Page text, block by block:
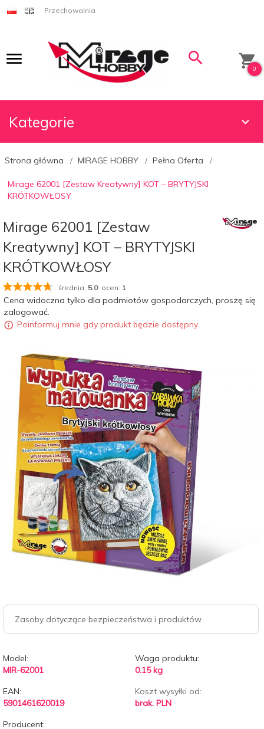
Przechowalnia
0
Kategorie
Strona główna MIRAGE HOBBY Pełna Oferta
Mirage 62001 [Zestaw Kreatywny] KOT – BRYTYJSKI
KRÓTKOWŁOSY
Mirage 62001 [Zestaw
Kreatywny] KOT – BRYTYJSKI
KRÓTKOWŁOSY
średnia: 5.0ocen: 1
Cena widoczna tylko dla podmiotów gospodarczych, proszę się
zalogować.
Poinformuj mnie gdy produkt będzie dostępny
Zasoby dotyczące bezpieczeństwa i produktów
Model:
MIR-62001
Waga produktu:
0.15 kg
EAN:
5901461620019
Koszt wysyłki od:
brak. PLN
Producent: